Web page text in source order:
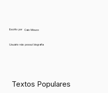
Escrito por Caio Mouco
Usuário não possui biografia
Textos Populares